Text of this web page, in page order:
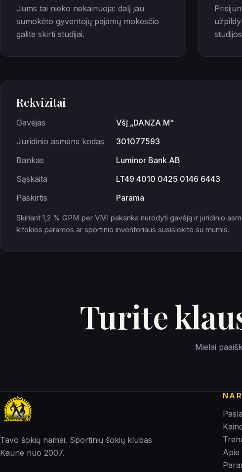
Jums tai nieko nekainuoja: dalį jau
sumokėto gyventojų pajamų mokesčio
galite skirti studijai.
Rekvizitai
Gavėjas
VšĮ „DANZA M“
Juridinio asmens kodas
301077593
Bankas
Luminor Bank AB
Sąskaita
LT49 4010 0425 0146 6443
Paskirtis
Parama
Skiriant 1,2 % GPM per VMI pakanka nurodyti gavėją ir juridinio
kitokios paramos ar sportinio inventoriaus susisiekite su mumis.
Turite
Mielai
Tavo šokių namai. Sportinių šokių klubas
Kaune nuo 2007.
Apie